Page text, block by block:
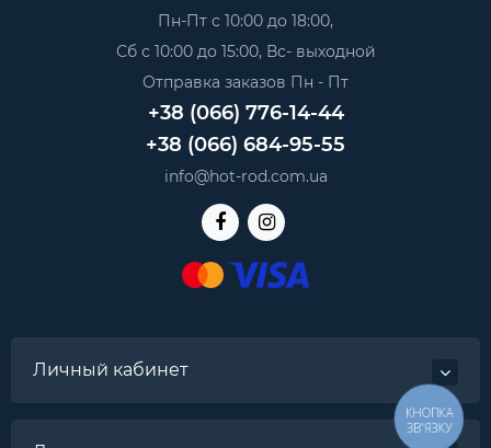
Пн-Пт с 10:00 до 18:00,
Сб с 10:00 до 15:00, Вс- выходной
Отправка заказов Пн - Пт
+38 (066) 776-14-44
+38 (066) 684-95-55
info@hot-rod.com.ua
Личный кабинет
КНОПКА
ЗВ'ЯЗКУ